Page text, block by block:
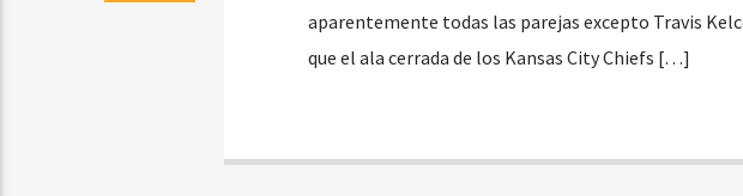
aparentemente todas las parejas excepto Travis
que el ala cerrada de los Kansas City Chiefs […]